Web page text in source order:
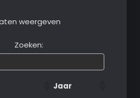
weergeven
Zoeken:
Jaar